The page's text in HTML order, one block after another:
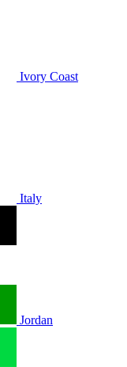
Ivory Coast
Italy
Jordan